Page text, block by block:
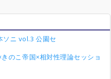
ソニ vol.3 公園セ
のこ帝国×相対性理論セッショ